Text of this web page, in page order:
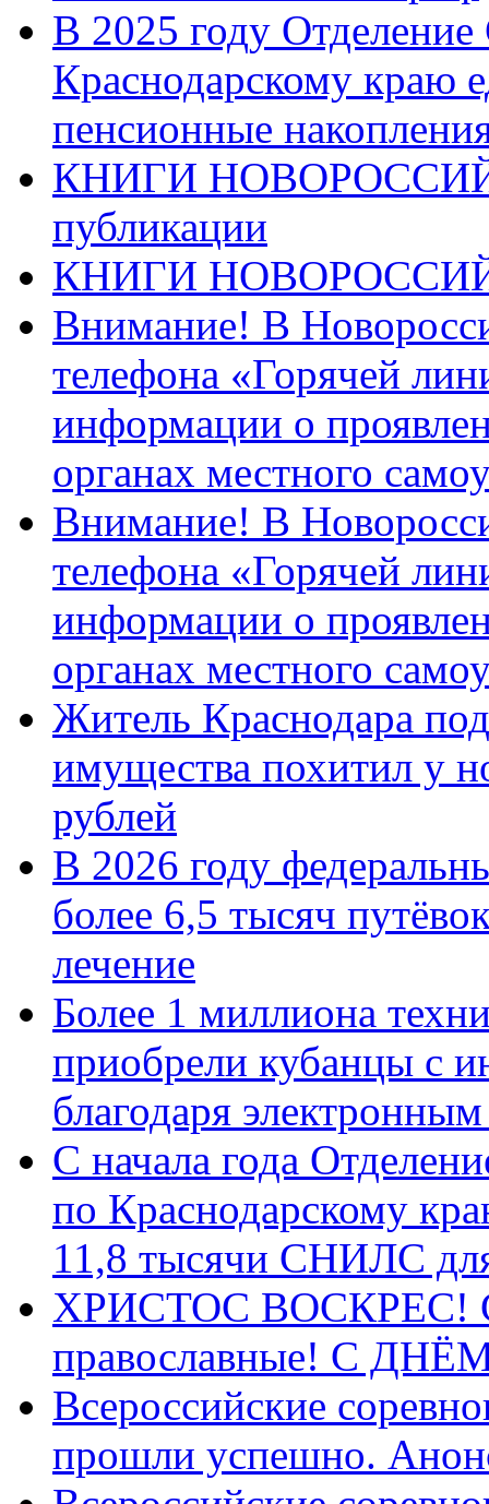
В 2025 году
Краснодарскому краю
пенсионные
КНИГИ
публикации
КНИГИ
Внимание! В
телефона «Горячей
информации о
органах местного
Внимание! В
телефона «Горячей
информации о
органах местного
Житель Краснодара
имущества похитил у
рублей
В 2026 году
более 6,5 тысяч
лечение
Более 1 миллиона
приобрели кубанцы с
благодаря
С начала года
по Краснодарскому
11,8 тысячи СНИЛС
ХРИСТОС ВОСКРЕС! С
православные! C
Всероссийские
прошли успешно.